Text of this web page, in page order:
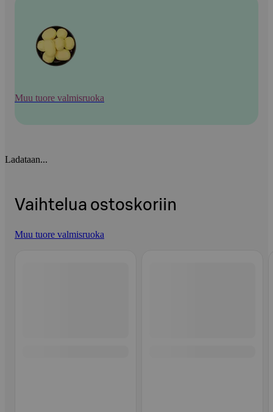
Muu tuore valmisruoka
Ladataan...
Vaihtelua ostoskoriin
Muu tuore valmisruoka